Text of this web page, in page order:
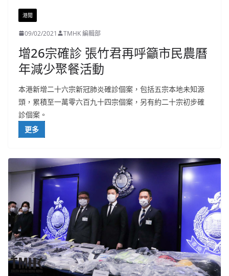
港聞
09/02/2021 TMHK 編輯部
增26宗確診 張竹君再呼籲市民農曆
年減少聚餐活動
本港新增二十六宗新冠肺炎確診個案，包括五宗本地未知源
頭，累積至一萬零六百九十四宗個案，另有約二十宗初步確
診個案。
更多